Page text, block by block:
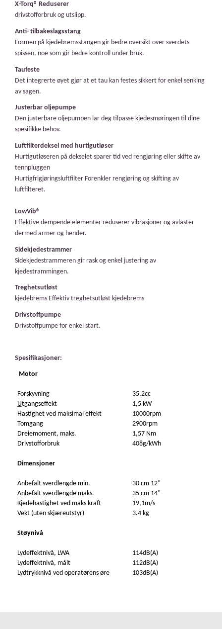
X-Torq® Reduserer
drivstofforbruk og utslipp.
Anti- tilbakeslagsstang
Formen på kjedebremsstangen gir bedre oversikt over sverdets
spissen, noe som gir bedre kontroll under bruk.
Taufeste
Det integrerte øyet gjør at et tau kan festes sikkert for enkel senking
av sagen.
Justerbar oljepumpe
Den justerbare oljepumpen lar deg tilpasse kjedesmøringen til dine
spesifikke behov.
Luftfilterdeksel med hurtigutløser
Hurtigutløseren på dekselet sparer tid ved rengjøring eller skifte av
tennpluggen
Hurtigfrigjøringsluftfilter Forenkler rengjøring og skifting av
luftfilteret.
LowVib®
Effektive dempende elementer reduserer vibrasjoner og avlaster
dermed armer og hender.
Sidekjedestrammer
Sidekjedestrammeren gir rask og enkel justering av
kjedestrammingen.
Treghetsutløst
kjedebrems Effektiv treghetsutløst kjedebrems
Drivstoffpumpe
Drivstoffpumpe for enkel start.
Spesifikasjoner:
Motor
Forskyvning
35,2cc
Utgangseffekt
1,5 kW
Hastighet ved maksimal effekt
10000rpm
Tomgang
2900rpm
Dreiemoment, maks.
1,57 Nm
Drivstofforbruk
408g/kWh
Dimensjoner
Anbefalt sverdlengde min.
30 cm 12"
Anbefalt sverdlengde maks.
35 cm 14"
Kjedehastighet ved maks kraft
19,1m/s
Vekt (uten skjæreutstyr)
3.4 kg
Støynivå
Lydeffektnivå, LWA
114dB(A)
Lydeffektnivå, målt
112dB(A)
Lydtrykknivå ved operatørens øre
103dB(A)